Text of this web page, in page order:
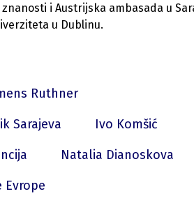
i Austrijska ambasada u
u Dublinu.
Ruthner
Sarajeva
Ivo Komšić
Natalia Dianoskova
Evrope